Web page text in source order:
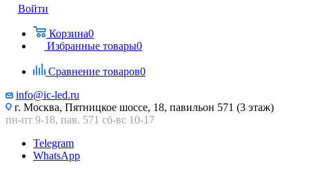
Войти
Корзина0
Избранные товары0
Сравнение товаров0
info@ic-led.ru
г. Москва, Пятницкое шоссе, 18, павильон 571 (3 этаж)
пн-пт 9-18, пав. 571 сб-вс 10-17
Telegram
WhatsApp